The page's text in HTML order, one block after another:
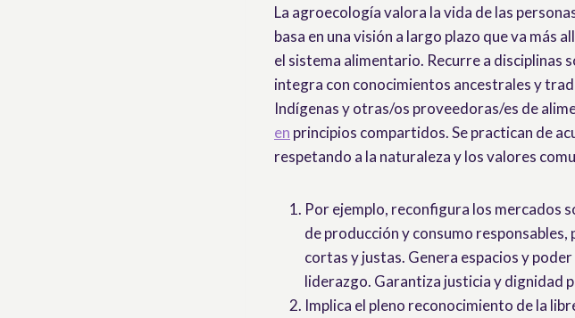
La agroecología valora la vida de las
basa en una visión a largo plazo que va más
el sistema alimentario. Recurre a disciplinas
integra con conocimientos ancestrales y
Indígenas y otras/os proveedoras/es de
en principios compartidos. Se practican de
respetando a la naturaleza y los valores
Por ejemplo, reconfigura los mercados
de producción y consumo
cortas y justas. Genera espacios y
liderazgo. Garantiza justicia y dignidad
Implica el pleno reconocimiento de la